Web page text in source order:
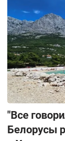
"Все
Белорусы